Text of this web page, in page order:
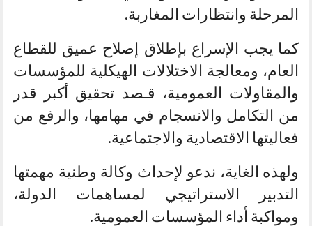
المرحلة وانتظارات المغاربة.
كما يجب الإسراع بإطلاق إصلاح عميق للقطاع
العام، ومعالجة الاختلالات الهيكلية للمؤسسات
والمقاولات العمومية، قـصد تحقيق أكبر قدر
من التكامل والانسجام في مهامها، والرفع من
فعاليتها الاقتصادية والاجتماعية.
ولهذه الغاية، ندعو لإحداث وكالة وطنية مهمتها
التدبير الاستراتيجي لمساهمات الدولة،
ومواكبة أداء المؤسسات العمومية.